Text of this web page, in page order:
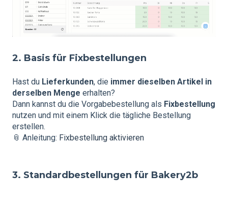
2. Basis für Fixbestellungen
Hast du Lieferkunden, die immer dieselben Artikel in
derselben Menge erhalten?
Dann kannst du die Vorgabebestellung als Fixbestellung
nutzen und mit einem Klick die tägliche Bestellung
erstellen.
📎 Anleitung: Fixbestellung aktivieren
3. Standardbestellungen für Bakery2b